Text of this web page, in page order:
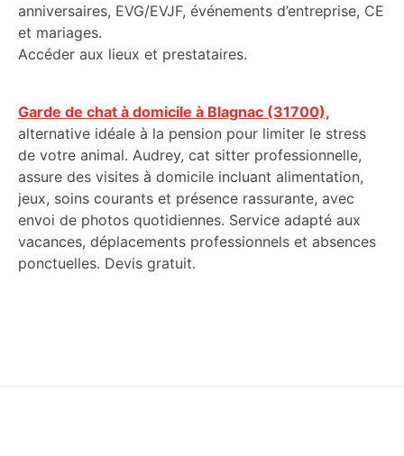
anniversaires, EVG/EVJF, événements d’entreprise, CE
et mariages.
Accéder aux lieux et prestataires.
Garde de chat à domicile à Blagnac (31700),
alternative idéale à la pension pour limiter le stress
de votre animal. Audrey, cat sitter professionnelle,
assure des visites à domicile incluant alimentation,
jeux, soins courants et présence rassurante, avec
envoi de photos quotidiennes. Service adapté aux
vacances, déplacements professionnels et absences
ponctuelles. Devis gratuit.